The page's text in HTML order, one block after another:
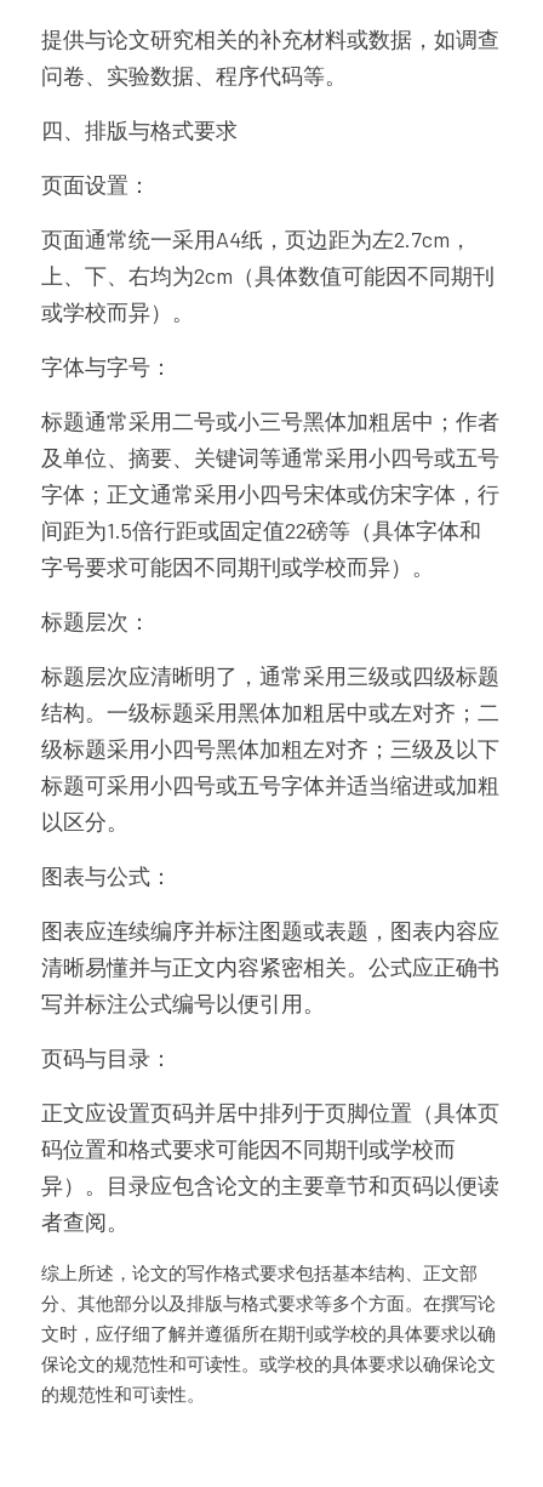
提供与论文研究相关的补充材料或数据，如调查
问卷、实验数据、程序代码等。
四、排版与格式要求
页面设置：
页面通常统一采用A4纸，页边距为左2.7cm，
上、下、右均为2cm（具体数值可能因不同期刊
或学校而异）。
字体与字号：
标题通常采用二号或小三号黑体加粗居中；作者
及单位、摘要、关键词等通常采用小四号或五号
字体；正文通常采用小四号宋体或仿宋字体，行
间距为1.5倍行距或固定值22磅等（具体字体和
字号要求可能因不同期刊或学校而异）。
标题层次：
标题层次应清晰明了，通常采用三级或四级标题
结构。一级标题采用黑体加粗居中或左对齐；二
级标题采用小四号黑体加粗左对齐；三级及以下
标题可采用小四号或五号字体并适当缩进或加粗
以区分。
图表与公式：
图表应连续编序并标注图题或表题，图表内容应
清晰易懂并与正文内容紧密相关。公式应正确书
写并标注公式编号以便引用。
页码与目录：
正文应设置页码并居中排列于页脚位置（具体页
码位置和格式要求可能因不同期刊或学校而
异）。目录应包含论文的主要章节和页码以便读
者查阅。
综上所述，论文的写作格式要求包括基本结构、正文部
分、其他部分以及排版与格式要求等多个方面。在撰写论
文时，应仔细了解并遵循所在期刊或学校的具体要求以确
保论文的规范性和可读性。或学校的具体要求以确保论文
的规范性和可读性。